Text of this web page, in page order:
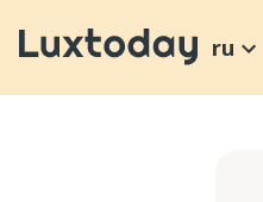
ru